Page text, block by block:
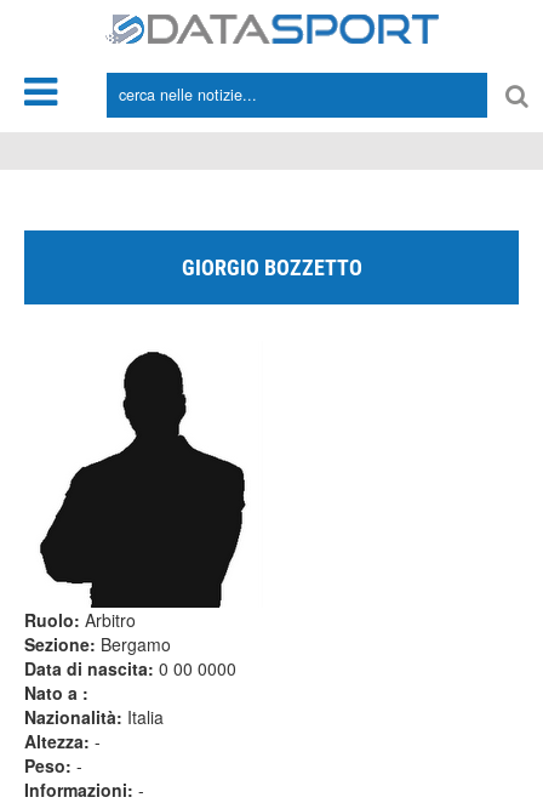
GIORGIO BOZZETTO
Ruolo: Arbitro
Sezione: Bergamo
Data di nascita: 0 00 0000
Nato a :
Nazionalità: Italia
Altezza: -
Peso: -
Informazioni: -